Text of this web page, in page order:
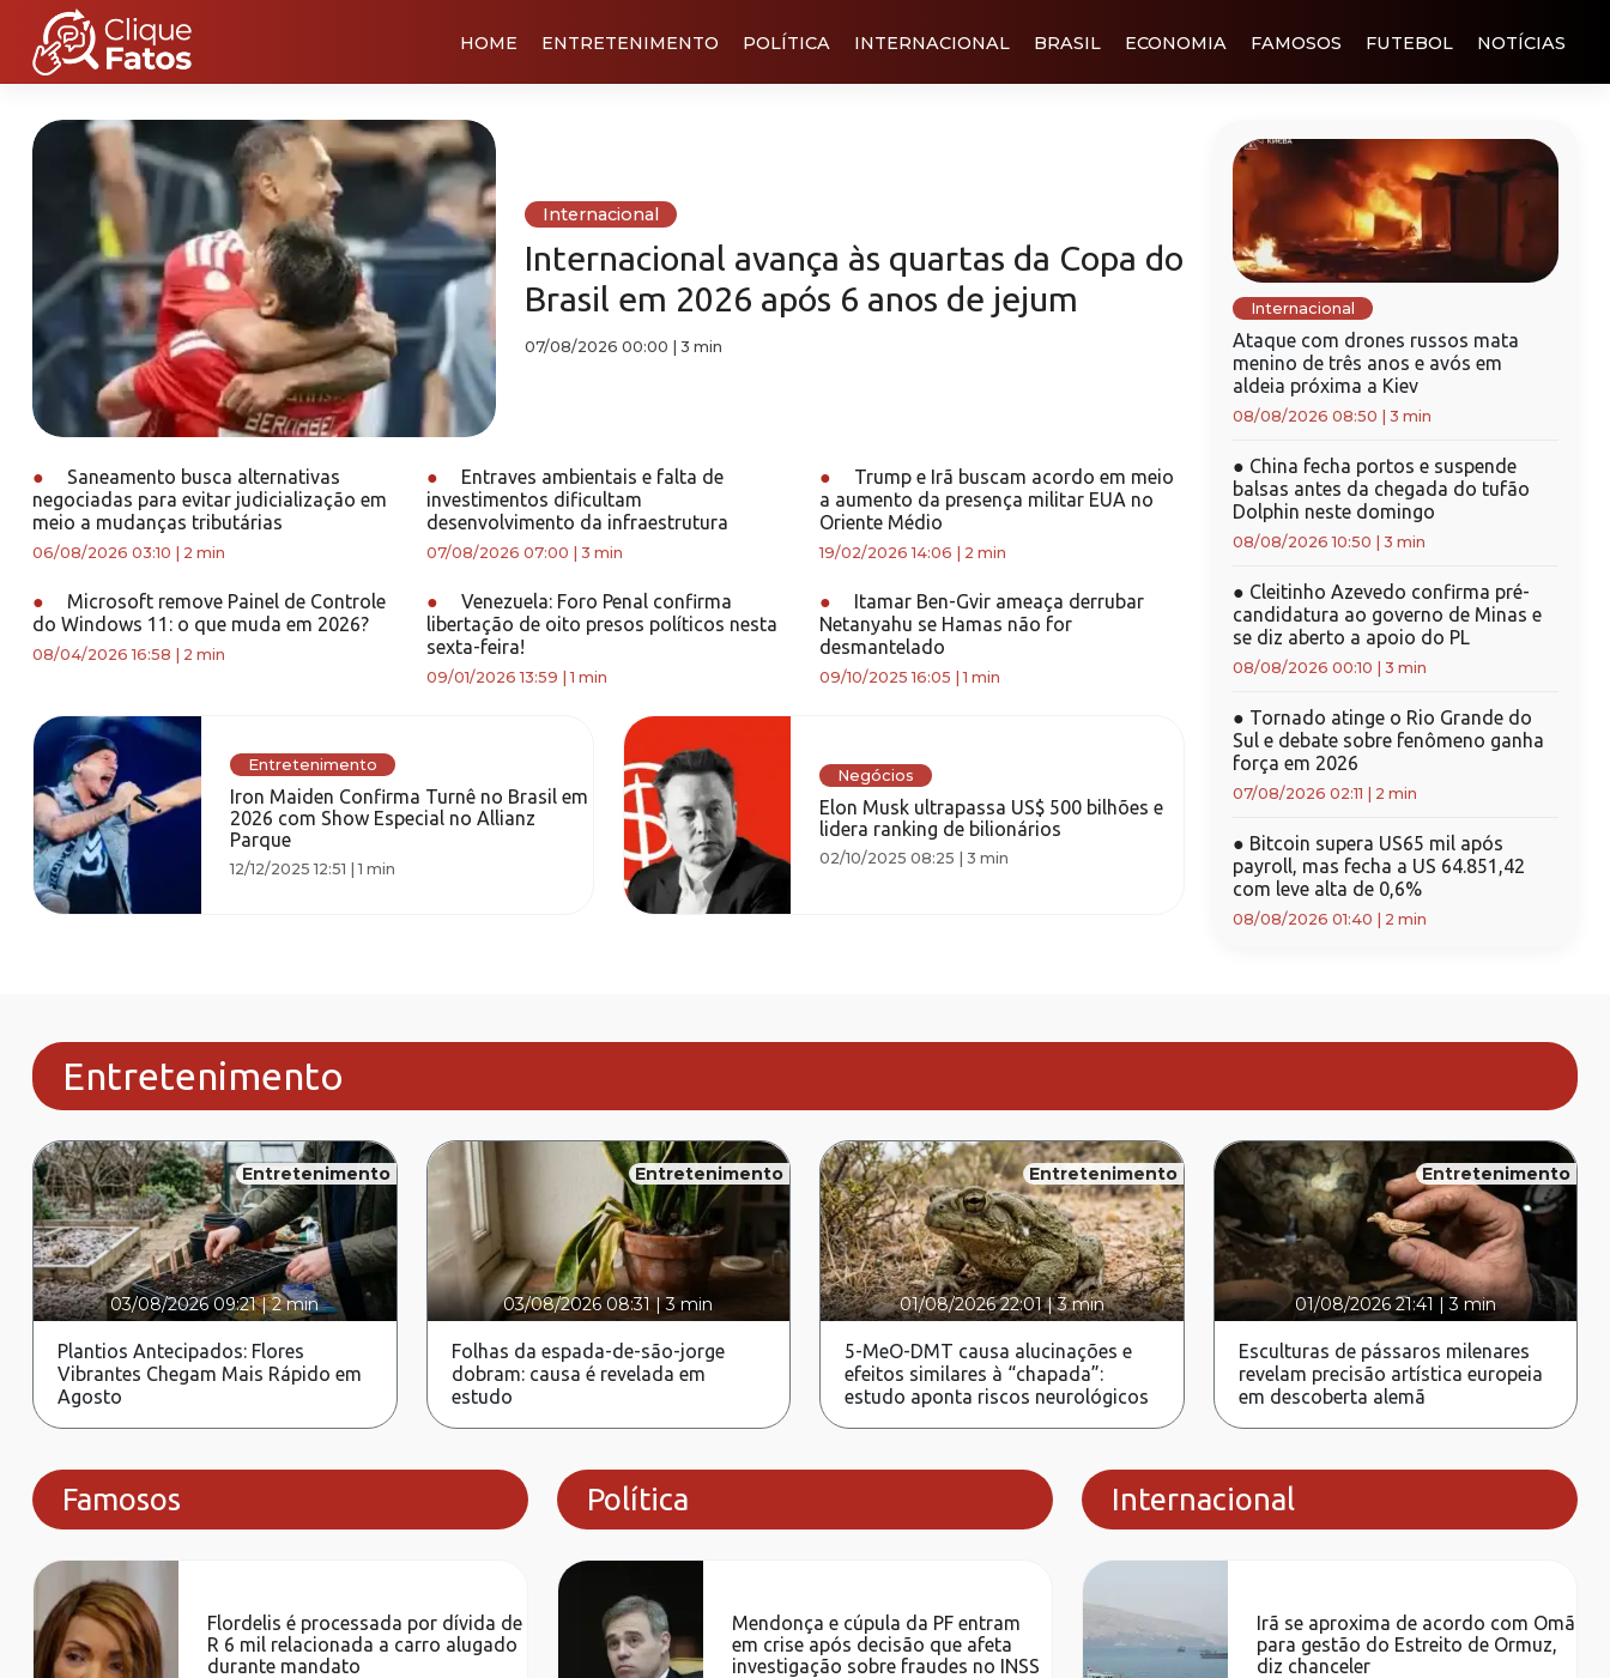
HOME ENTRETENIMENTO POLÍTICA INTERNACIONAL BRASIL ECONOMIA FAMOSOS FUTEBOL NOTÍCIAS
Internacional
Internacional avança às quartas da Copa do
Brasil em 2026 após 6 anos de jejum
07/08/2026 00:00 3 min
●
Saneamento busca alternativas
negociadas para evitar judicialização em
meio a mudanças tributárias
06/08/2026 03:10 2 min
●
Entraves ambientais e falta de
investimentos dificultam
desenvolvimento da infraestrutura
07/08/2026 07:00 3 min
●
Trump e Irã buscam acordo em meio
a aumento da presença militar EUA no
Oriente Médio
19/02/2026 14:06 2 min
●
Microsoft remove Painel de Controle
do Windows 11: o que muda em 2026?
08/04/2026 16:58 2 min
●
Venezuela: Foro Penal confirma
libertação de oito presos políticos nesta
sexta-feira!
09/01/2026 13:59 |1 min
●
Itamar Ben-Gvir ameaça derrubar
Netanyahu se Hamas não for
desmantelado
09/10/2025 16:05 |1 min
Entretenimento
Iron Maiden Confirma Turnê no Brasil em
2026 com Show Especial no Allianz
Parque
12/12/2025 12:51 |1 min
Negócios
Elon Musk ultrapassa US$ 500 bilhões e
lidera ranking de bilionários
02/10/2025 08:25 |3 min
Internacional
Ataque com drones russos mata
menino de três anos e avós em
aldeia próxima a Kiev
08/08/2026 08:50 3 min
● China fecha portos e suspende
balsas antes da chegada do tufão
Dolphin neste domingo
08/08/2026 10:50 3 min
● Cleitinho Azevedo confirma pré-
candidatura ao governo de Minas e
se diz aberto a apoio do PL
08/08/2026 00:10 3 min
● Tornado atinge o Rio Grande do
Sul e debate sobre fenômeno ganha
força em 2026
07/08/2026 02:11 2 min
● Bitcoin supera US65 mil após
payroll, mas fecha a US 64.851,42
com leve alta de 0,6%
08/08/2026 01:40 2 min
Entretenimento
Entretenimento
03/08/2026 09:21|2 min
Plantios Antecipados: Flores
Vibrantes Chegam Mais Rápido em
Agosto
Entretenimento
03/08/2026 08:31|3 min
Folhas da espada-de-são-jorge
dobram: causa é revelada em
estudo
Entretenimento
01/08/2026 22:01|3 min
5-MeO-DMT causa alucinações e
efeitos similares à “chapada”:
estudo aponta riscos neurológicos
Entretenimento
01/08/2026 21:41 |3 min
Esculturas de pássaros milenares
revelam precisão artística europeia
em descoberta alemã
Famosos
Flordelis é processada por dívida de
R 6 mil relacionada a carro alugado
durante mandato
Política
Mendonça e cúpula da PF entram
em crise após decisão que afeta
investigação sobre fraudes no INSS
Internacional
Irã se aproxima de acordo com Omã
para gestão do Estreito de Ormuz,
diz chanceler